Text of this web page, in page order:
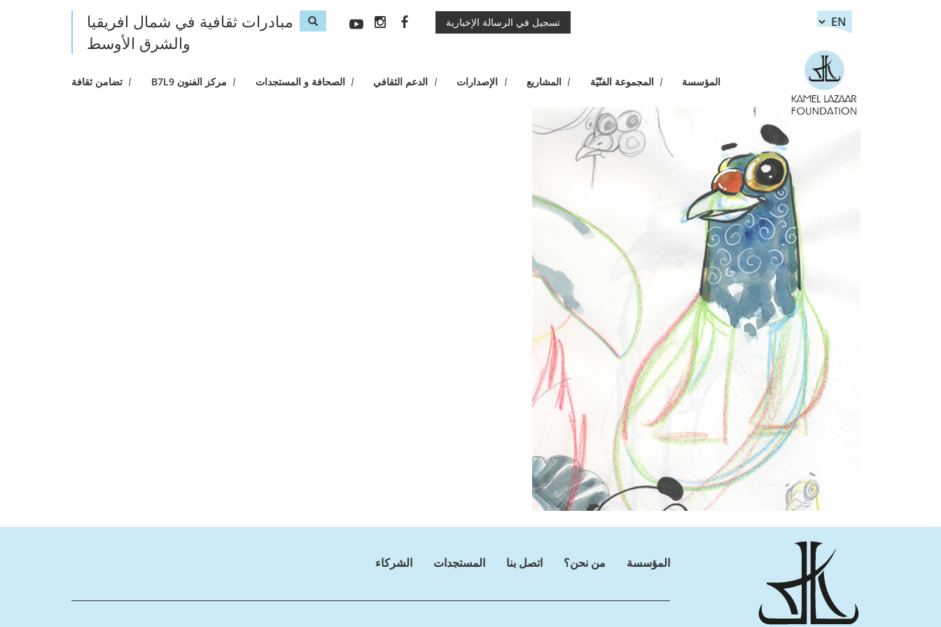
Skip to main content
مبادرات ثقافية في شمال افريقيا
والشرق الأوسط
Search form تسجيل في الرسالة الإخبارية
المؤسسة المجموعة الفنّيّة المشاريع الإصدارات الدعم الثقافي الصحافة و المستجدات مركز الفنون B7L9 تضامن ثقافة
المؤسسة من نحن؟ اتصل بنا المستجدات الشركاء